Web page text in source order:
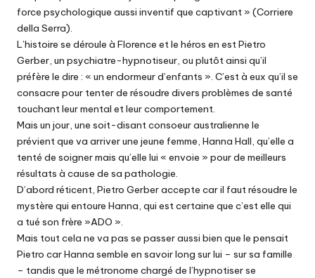
force psychologique aussi inventif que captivant » (Corriere
della Serra).
L’histoire se déroule à Florence et le héros en est Pietro
Gerber, un psychiatre-hypnotiseur, ou plutôt ainsi qu’il
préfère le dire : « un endormeur d’enfants ». C’est à eux qu’il se
consacre pour tenter de résoudre divers problèmes de santé
touchant leur mental et leur comportement.
Mais un jour, une soit-disant consoeur australienne le
prévient que va arriver une jeune femme, Hanna Hall, qu’elle a
tenté de soigner mais qu’elle lui « envoie » pour de meilleurs
résultats à cause de sa pathologie.
D’abord réticent, Pietro Gerber accepte car il faut résoudre le
mystère qui entoure Hanna, qui est certaine que c’est elle qui
a tué son frère »ADO ».
Mais tout cela ne va pas se passer aussi bien que le pensait
Pietro car Hanna semble en savoir long sur lui – sur sa famille
– tandis que le métronome chargé de l’hypnotiser se